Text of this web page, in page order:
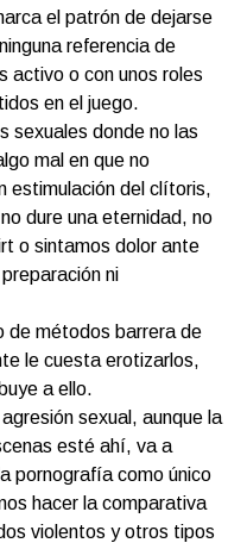
el patrón de dejarse
referencia de
activo o con unos roles
en el juego.
sexuales donde no las
mal en que no
estimulación del clítoris,
dure una eternidad, no
o sintamos dolor ante
ni
de métodos barrera de
le cuesta erotizarlos,
a ello.
sexual, aunque la
esté ahí, va a
pornografía como único
hacer la comparativa
violentos y otros tipos